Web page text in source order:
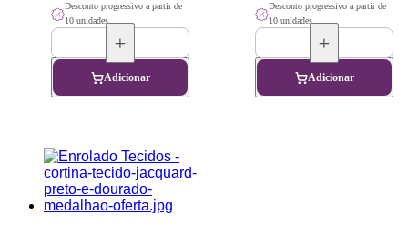
Desconto progressivo a partir de
10 unidades
Adicionar
Desconto progressivo a partir de
10 unidades
Adicionar